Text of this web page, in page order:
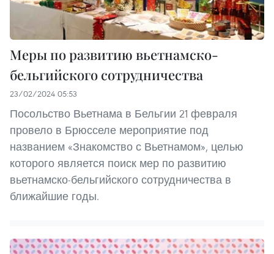
Меры по развитию вьетнамско-
бельгийского сотрудничества
23/02/2024 05:53
Посольство Вьетнама в Бельгии 21 февраля
провело в Брюсселе мероприятие под
названием «Знакомство с Вьетнамом», целью
которого является поиск мер по развитию
вьетнамско-бельгийского сотрудничества в
ближайшие годы.